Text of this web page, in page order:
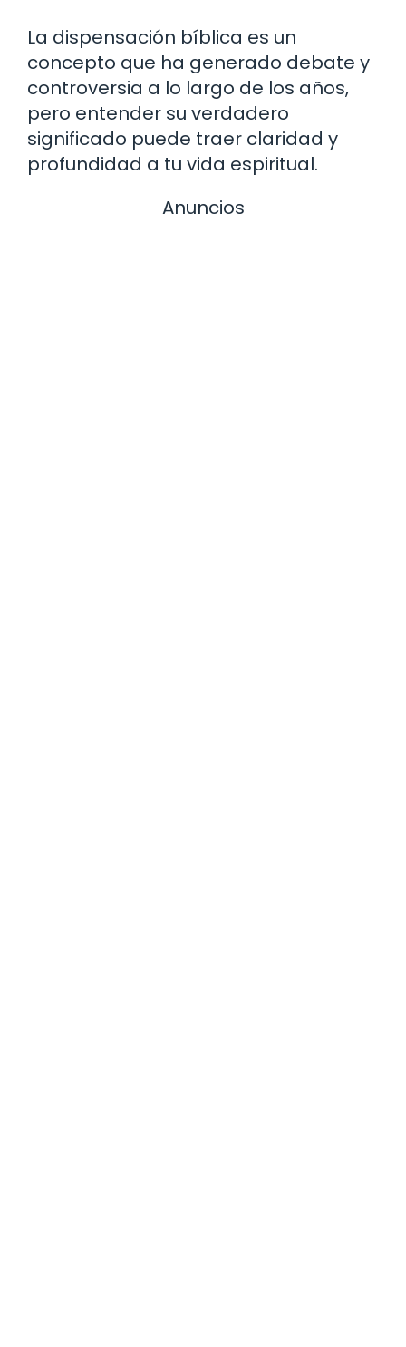
La dispensación bíblica es un
concepto que ha generado debate y
controversia a lo largo de los años,
pero entender su verdadero
significado puede traer claridad y
profundidad a tu vida espiritual.
Anuncios